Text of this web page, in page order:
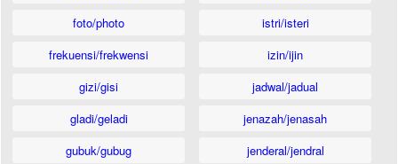
foto/photo
frekuensi/frekwensi
gizi/gisi
gladi/geladi
gubuk/gubug
istri/isteri
izin/ijin
jadwal/jadual
jenazah/jenasah
jenderal/jendral